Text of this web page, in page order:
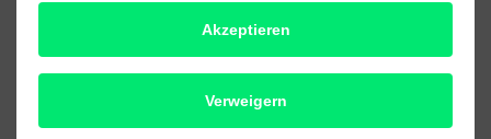
T 05904 9366-32
Akzeptieren
Verweigern